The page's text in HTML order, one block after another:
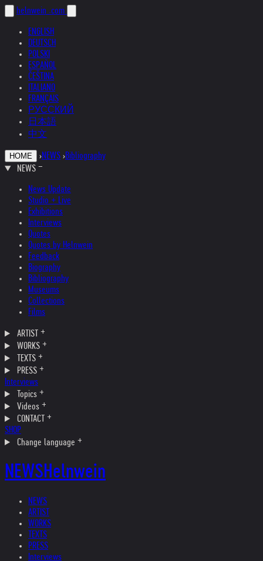
helnwein .com
ENGLISH
DEUTSCH
POLSKI
ESPAÑOL
ČEŠTINA
ITALIANO
FRANÇAIS
РУССКИЙ
日本語
中文
HOME ›NEWS ›Bibliography
NEWS
News Update
Studio + Live
Exhibitions
Interviews
Quotes
Quotes by Helnwein
Feedback
Biography
Bibliography
Museums
Collections
Films
ARTIST
WORKS
TEXTS
PRESS
Interviews
Topics
Videos
CONTACT
SHOP
Change language
NEWSHelnwein
NEWS
ARTIST
WORKS
TEXTS
PRESS
Interviews